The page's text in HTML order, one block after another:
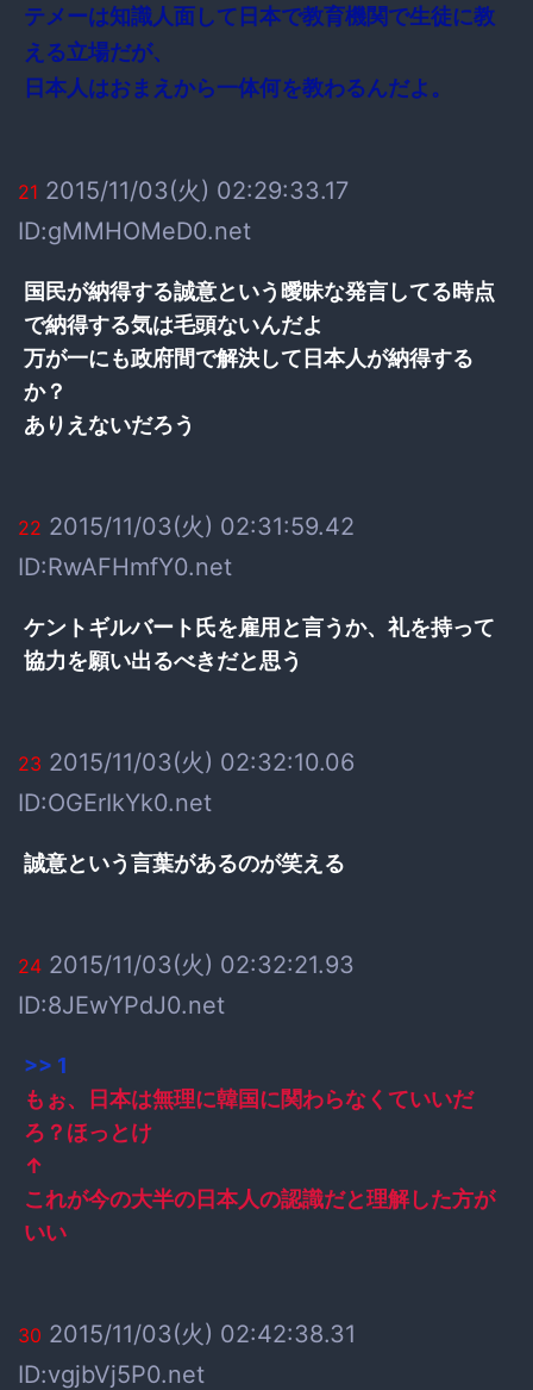
テメーは知識人面して日本で教育機関で生徒に教
える立場だが、
日本人はおまえから一体何を教わるんだよ。
21 2015/11/03(火) 02:29:33.17
ID:gMMHOMeD0.net
国民が納得する誠意という曖昧な発言してる時点
で納得する気は毛頭ないんだよ
万が一にも政府間で解決して日本人が納得する
か？
ありえないだろう
22 2015/11/03(火) 02:31:59.42
ID:RwAFHmfY0.net
ケントギルバート氏を雇用と言うか、礼を持って
協力を願い出るべきだと思う
23 2015/11/03(火) 02:32:10.06
ID:OGErIkYk0.net
誠意という言葉があるのが笑える
24 2015/11/03(火) 02:32:21.93
ID:8JEwYPdJ0.net
>> 1
もぉ、日本は無理に韓国に関わらなくていいだ
ろ？ほっとけ
↑
これが今の大半の日本人の認識だと理解した方が
いい
30 2015/11/03(火) 02:42:38.31
ID:vgjbVj5P0.net